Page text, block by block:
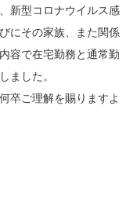
新型コロナウイルス感
にその家族、また関係
容で在宅勤務と通常勤
ました。
卒ご理解を賜りますよ